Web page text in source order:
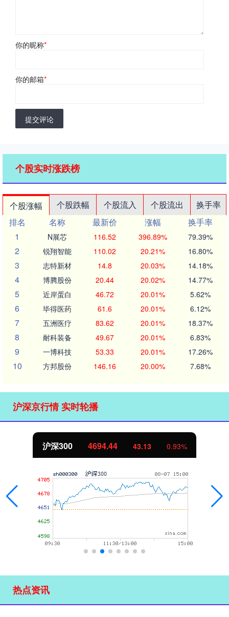
你的昵称*
你的邮箱*
提交评论
个股实时涨跌榜
个股涨幅 个股跌幅 个股流入 个股流出
换手率
排名
名称 最新价 涨幅
换手率
1
N展芯 116.52 396.89% 79.39%
2 锐翔智能 110.02 20.21% 16.80%
3 志特新材 14.8 20.03% 14.18%
4 博腾股份 20.44 20.02% 14.77%
5 近岸蛋白 46.72 20.01% 5.62%
6 毕得医药 61.6 20.01% 6.12%
7 五洲医疗 83.62 20.01% 18.37%
8 耐科装备 49.67 20.01% 6.83%
9 一博科技 53.33 20.01% 17.26%
10 方邦股份 146.16 20.00% 7.68%
沪深京行情 实时轮播
沪深300 4694.44 43.13 0.93%
热点资讯